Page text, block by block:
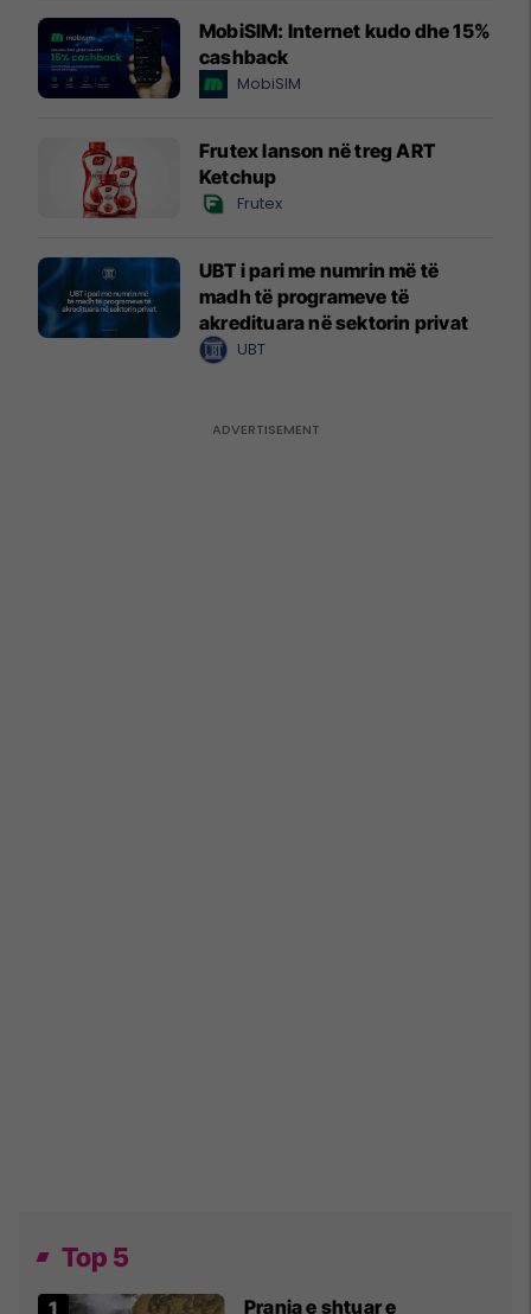
MobiSIM: Internet kudo dhe 15%
cashback
MobiSIM
Frutex lanson në treg ART
Ketchup
Frutex
UBT i pari me numrin më të
madh të programeve të
akredituara në sektorin privat
UBT
Top 5
Prania e shtuar e